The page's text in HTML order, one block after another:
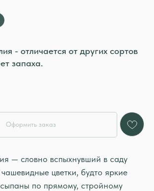
- отличается от других сортов
запаха.
Оформить заказ
— словно вспыхнувший в саду
цветки, будто яркие
по прямому, стройному